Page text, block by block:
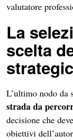
valutatore
La
scelta
L’ultimo nodo da
strada da
decisione che
obiettivi